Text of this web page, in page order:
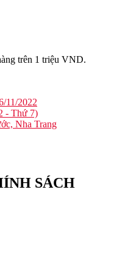
trên 1 triệu VND.
11/2022
- Thứ 7)
Nha Trang
SÁCH